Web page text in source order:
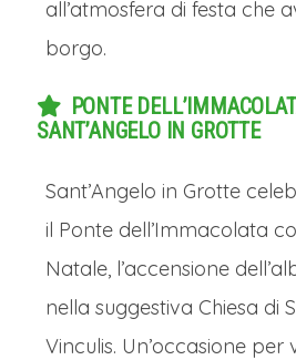
all’atmosfera di festa che
borgo.
PONTE
SANT’ANGELO IN GROTTE
Sant’Angelo in Grotte
il Ponte dell’Immacolata
Natale, l’accensione
nella suggestiva Chiesa di
Vinculis. Un’occasione per